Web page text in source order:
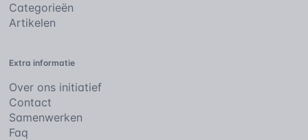
Categorieën
Artikelen
Extra informatie
Over ons initiatief
Contact
Samenwerken
Faq